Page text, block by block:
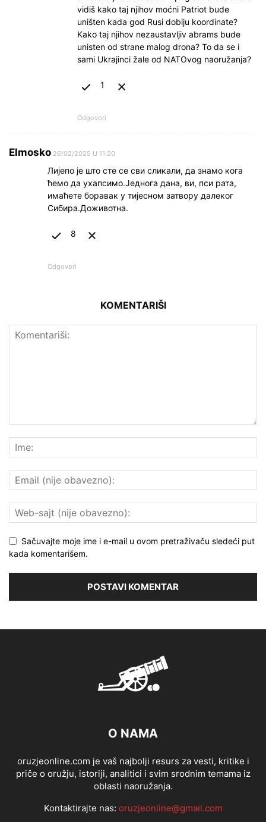
vidiš kako taj njihov moćni Patriot bude
uništen kada god Rusi dobiju koordinate?
Kako taj njihov nezaustavljiv abrams bude
unisten od strane malog drona? To da se i
sami Ukrajinci žale od NATOvog naoružanja?
1
Odgovori
Elmosko 26/02/2025 U 11:20
Лијепо је што сте се сви сликали, да знамо кога
ћемо да ухапсимо.Једнога дана, ви, пси рата,
имаћете боравак у тијесном затвору далеког
Сибира.Доживотна.
8
Odgovori
KOMENTARIŠI
Sačuvajte moje ime i e-mail u ovom pretraživaču sledeći put
kada komentarišem.
O NAMA
oruzjeonline.com je vaš najbolji resurs za vesti, kritike i
priče o oružju, istoriji, analitici i svim srodnim temama iz
oblasti naoružanja.
Kontaktirajte nas: oruzjeonline@gmail.com